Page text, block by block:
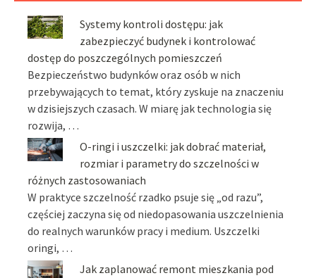
Systemy kontroli dostępu: jak
zabezpieczyć budynek i kontrolować
dostęp do poszczególnych pomieszczeń
Bezpieczeństwo budynków oraz osób w nich
przebywających to temat, który zyskuje na znaczeniu
w dzisiejszych czasach. W miarę jak technologia się
rozwija, …
O-ringi i uszczelki: jak dobrać materiał,
rozmiar i parametry do szczelności w
różnych zastosowaniach
W praktyce szczelność rzadko psuje się „od razu”,
częściej zaczyna się od niedopasowania uszczelnienia
do realnych warunków pracy i medium. Uszczelki
oringi, …
Jak zaplanować remont mieszkania pod